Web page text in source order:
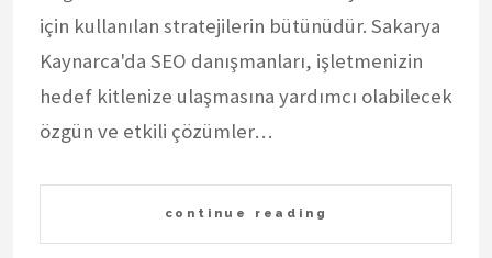
için kullanılan stratejilerin bütünüdür. Sakarya
Kaynarca'da SEO danışmanları, işletmenizin
hedef kitlenize ulaşmasına yardımcı olabilecek
özgün ve etkili çözümler…
continue reading